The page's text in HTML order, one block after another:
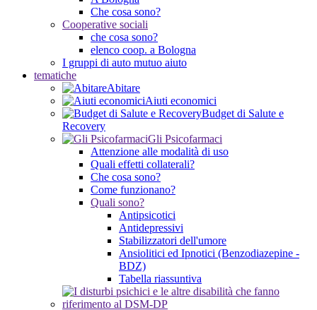
Che cosa sono?
Cooperative sociali
che cosa sono?
elenco coop. a Bologna
I gruppi di auto mutuo aiuto
tematiche
Abitare
Aiuti economici
Budget di Salute e
Recovery
Gli Psicofarmaci
Attenzione alle modalità di uso
Quali effetti collaterali?
Che cosa sono?
Come funzionano?
Quali sono?
Antipsicotici
Antidepressivi
Stabilizzatori dell'umore
Ansiolitici ed Ipnotici (Benzodiazepine -
BDZ)
Tabella riassuntiva